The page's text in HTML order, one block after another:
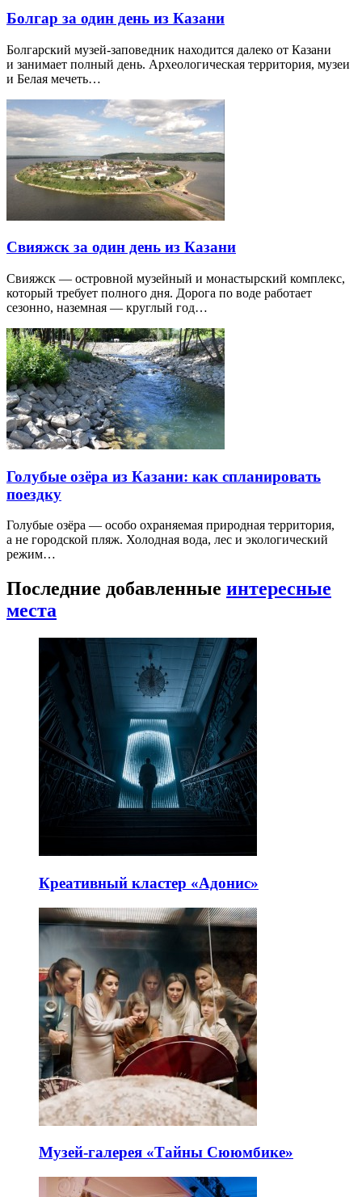
Болгар за один день из Казани
Болгарский музей-заповедник находится далеко от Казани
и занимает полный день. Археологическая территория, музеи
и Белая мечеть…
Свияжск за один день из Казани
Свияжск — островной музейный и монастырский комплекс,
который требует полного дня. Дорога по воде работает
сезонно, наземная — круглый год…
Голубые озёра из Казани: как спланировать
поездку
Голубые озёра — особо охраняемая природная территория,
а не городской пляж. Холодная вода, лес и экологический
режим…
Последние добавленные интересные
места
Креативный кластер «Адонис»
Музей-галерея «Тайны Сююмбике»